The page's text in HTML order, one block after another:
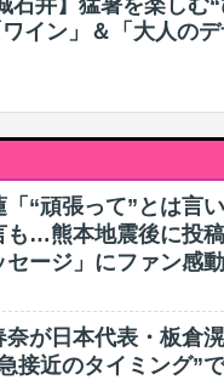
石井】猛暑を楽しむ
ワイン」＆「大人の
「“頑張って”とは言
も…熊本地震後に投
セージ」にファン感
奈が日本代表・板倉
接近のタイミング”